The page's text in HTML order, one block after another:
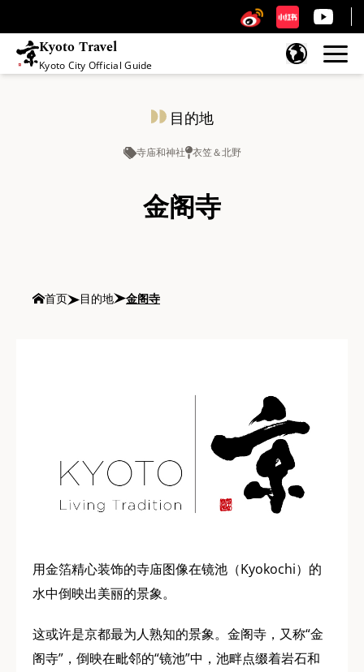
Kyoto Travel
Kyoto City Official Guide
目的地
寺庙和神社 衣笠＆北野
金阁寺
首页 目的地 金阁寺
用金箔精心装饰的寺庙图像在镜池（Kyokochi）的
水中倒映出美丽的景象。
这或许是京都最为人熟知的景象。金阁寺，又称“金
阁寺”，倒映在毗邻的“镜池”中，池畔点缀着岩石和